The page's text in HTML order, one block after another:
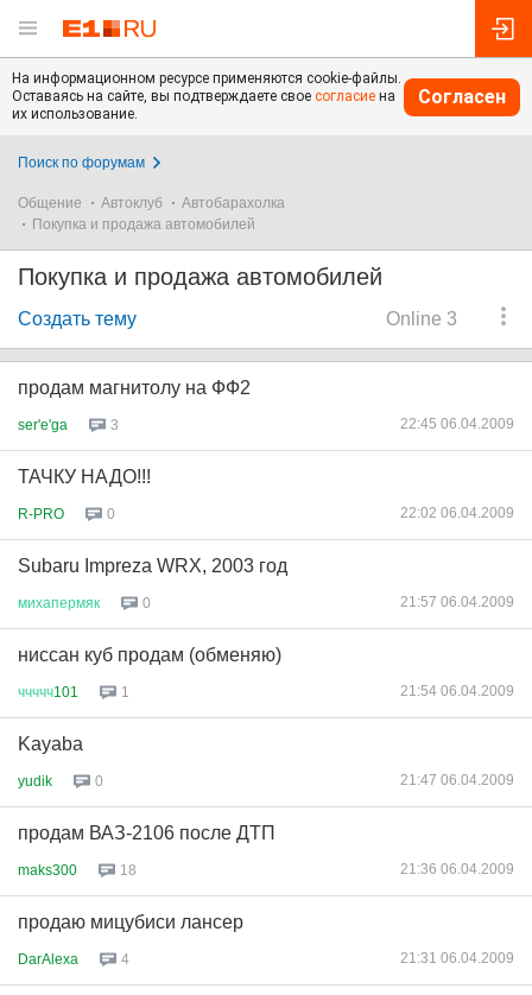
На информационном ресурсе применяются cookie-файлы.
Оставаясь на сайте, вы подтверждаете свое согласие на
их использование.
Согласен
Поиск по форумам
Общение Автоклуб
Автобарахолка
Покупка и продажа автомобилей
Покупка и продажа автомобилей
Online 3
Создать тему
продам магнитолу на ФФ2
ser'e'ga 3 22:45 06.04.2009
ТАЧКУ НАДО!!!
R-PRO 0 22:02 06.04.2009
Subaru Impreza WRX, 2003 год
михапермяк 0 21:57 06.04.2009
ниссан куб продам (обменяю)
ччччч101 1 21:54 06.04.2009
Kayaba
yudik 0 21:47 06.04.2009
продам ВАЗ-2106 после ДТП
maks300 18 21:36 06.04.2009
продаю мицубиси лансер
DarAlexa 4 21:31 06.04.2009